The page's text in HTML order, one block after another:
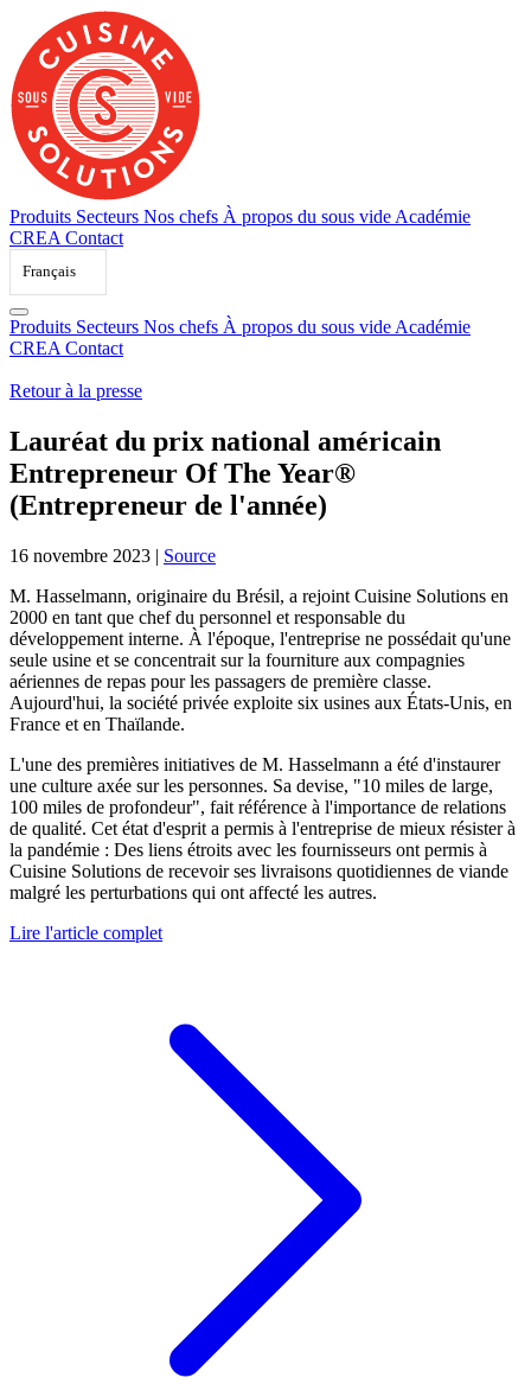
content
Produits Secteurs Nos chefs À propos du sous vide Académie
CREA Contact
Français
Produits Secteurs Nos chefs À propos du sous vide Académie
CREA Contact
Retour à la presse
Lauréat du prix national américain
Entrepreneur Of The Year®
(Entrepreneur de l'année)
16 novembre 2023 | Source
M. Hasselmann, originaire du Brésil, a rejoint Cuisine Solutions en
2000 en tant que chef du personnel et responsable du
développement interne. À l'époque, l'entreprise ne possédait qu'une
seule usine et se concentrait sur la fourniture aux compagnies
aériennes de repas pour les passagers de première classe.
Aujourd'hui, la société privée exploite six usines aux États-Unis, en
France et en Thaïlande.
L'une des premières initiatives de M. Hasselmann a été d'instaurer
une culture axée sur les personnes. Sa devise, "10 miles de large,
100 miles de profondeur", fait référence à l'importance de relations
de qualité. Cet état d'esprit a permis à l'entreprise de mieux résister à
la pandémie : Des liens étroits avec les fournisseurs ont permis à
Cuisine Solutions de recevoir ses livraisons quotidiennes de viande
malgré les perturbations qui ont affecté les autres.
Lire l'article complet